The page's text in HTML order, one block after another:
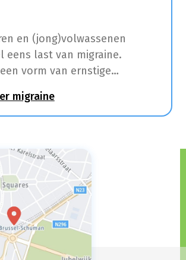
en (jong)volwassenen
eens last van migraine.
vorm van ernstige
tot 3 dagen kunnen duren.
tot dagen voordat je hoofdpijn
ervaren, bepaalde
waarnemen, spierpijn
gevoelig zijn voor
en geluiden.
migraine